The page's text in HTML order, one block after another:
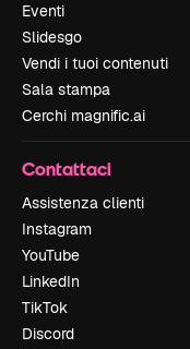
Eventi
Slidesgo
Vendi i tuoi contenuti
Sala stampa
Cerchi magnific.ai
Contattaci
Assistenza clienti
Instagram
YouTube
LinkedIn
TikTok
Discord